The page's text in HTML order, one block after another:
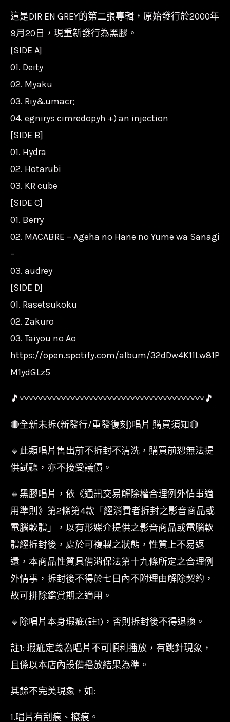
-
MACABRE/FWR-
081/2/FWD
數
量
這是DIR EN GREY的第二張專輯，原始發行於2000年
9月20日，現重新發行為黑膠。
[SIDE A]
01. Deity
02. Myaku
03. Riy&umacr;
04. egnirys cimredopyh +) an injection
[SIDE B]
01. Hydra
02. Hotarubi
03. KR cube
[SIDE C]
01. Berry
02. MACABRE – Ageha no Hane no Yume wa Sanagi
–
03. audrey
[SIDE D]
01. Rasetsukoku
02. Zakuro
03. Taiyou no Ao
https://open.spotify.com/album/32dDw4K11Lw81P
M1ydGLz5
🎵〰〰〰〰〰〰〰〰〰〰〰〰〰〰〰〰〰〰〰〰🎵
🔴全新未拆(新發行/重發復刻)唱片 購買須知🔴
🔹此類唱片售出前不拆封不清洗，購買前恕無法提
供試聽，亦不接受議價。
🔸黑膠唱片，依《通訊交易解除權合理例外情事適
用準則》第2條第4款「經消費者拆封之影音商品或
電腦軟體」，以有形媒介提供之影音商品或電腦軟
體經拆封後，處於可複製之狀態，性質上不易返
還，本商品性質具備消保法第十九條所定之合理例
外情事，拆封後不得於七日內不附理由解除契約，
故可排除鑑賞期之適用。
🔹除唱片本身瑕疵(註1)，否則拆封後不得退換。
註1: 瑕疵定義為唱片不可順利播放，有跳針現象，
且係以本店內設備播放結果為準。
其餘不完美現象，如:
1.唱片有刮痕、擦痕。